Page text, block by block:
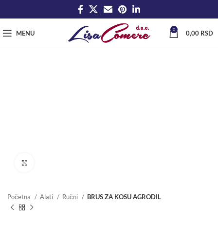
MENU 0 0,00 RSD
Početna Alati Ručni BRUS ZA KOSU AGRODIL